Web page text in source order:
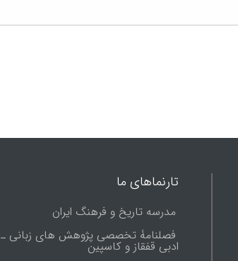
تارنماهای ما
مدرسه تاریخ و فرهنگ ایران
فصلنامۀ تخصصی پژوهش های زبانی ـ
ادبی قفقاز و کاسپین